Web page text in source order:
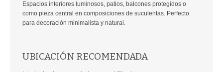
Espacios interiores luminosos, patios, balcones protegidos o
como pieza central en composiciones de suculentas. Perfecto
para decoración minimalista y natural.
UBICACIÓN RECOMENDADA